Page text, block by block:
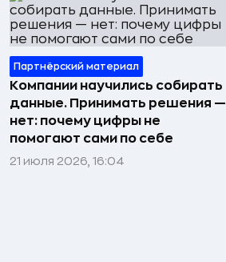
Партнёрский материал
Компании научились собирать
данные. Принимать решения —
нет: почему цифры не
помогают сами по себе
21 июля 2026, 16:04